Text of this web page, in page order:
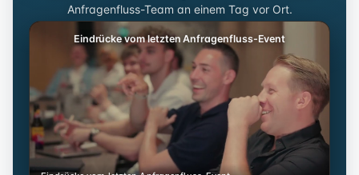
Anfragenfluss-Team an einem Tag vor Ort.
Eindrücke vom letzten Anfragenfluss-Event